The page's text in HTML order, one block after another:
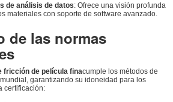
de análisis de datos: Ofrece una visión profunda
materiales con soporte de software avanzado.
de las normas
fricción de película finacumple los métodos de
garantizando su idoneidad para los
certificación: